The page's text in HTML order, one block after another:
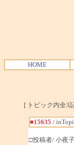
HOME
[ トピック内全
■15635 /
□投稿者/ 小夜